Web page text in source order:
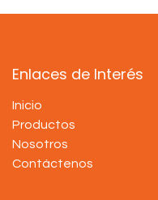
Enlaces de Interés
Inicio
Productos
Nosotros
Contáctenos